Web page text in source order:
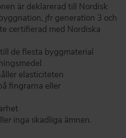
är deklarerad till Nordisk
jfr generation 3 och
certifierad med Nordiska
de flesta byggmaterial
elasticiteten
fingrarna eller
inga skadliga ämnen.